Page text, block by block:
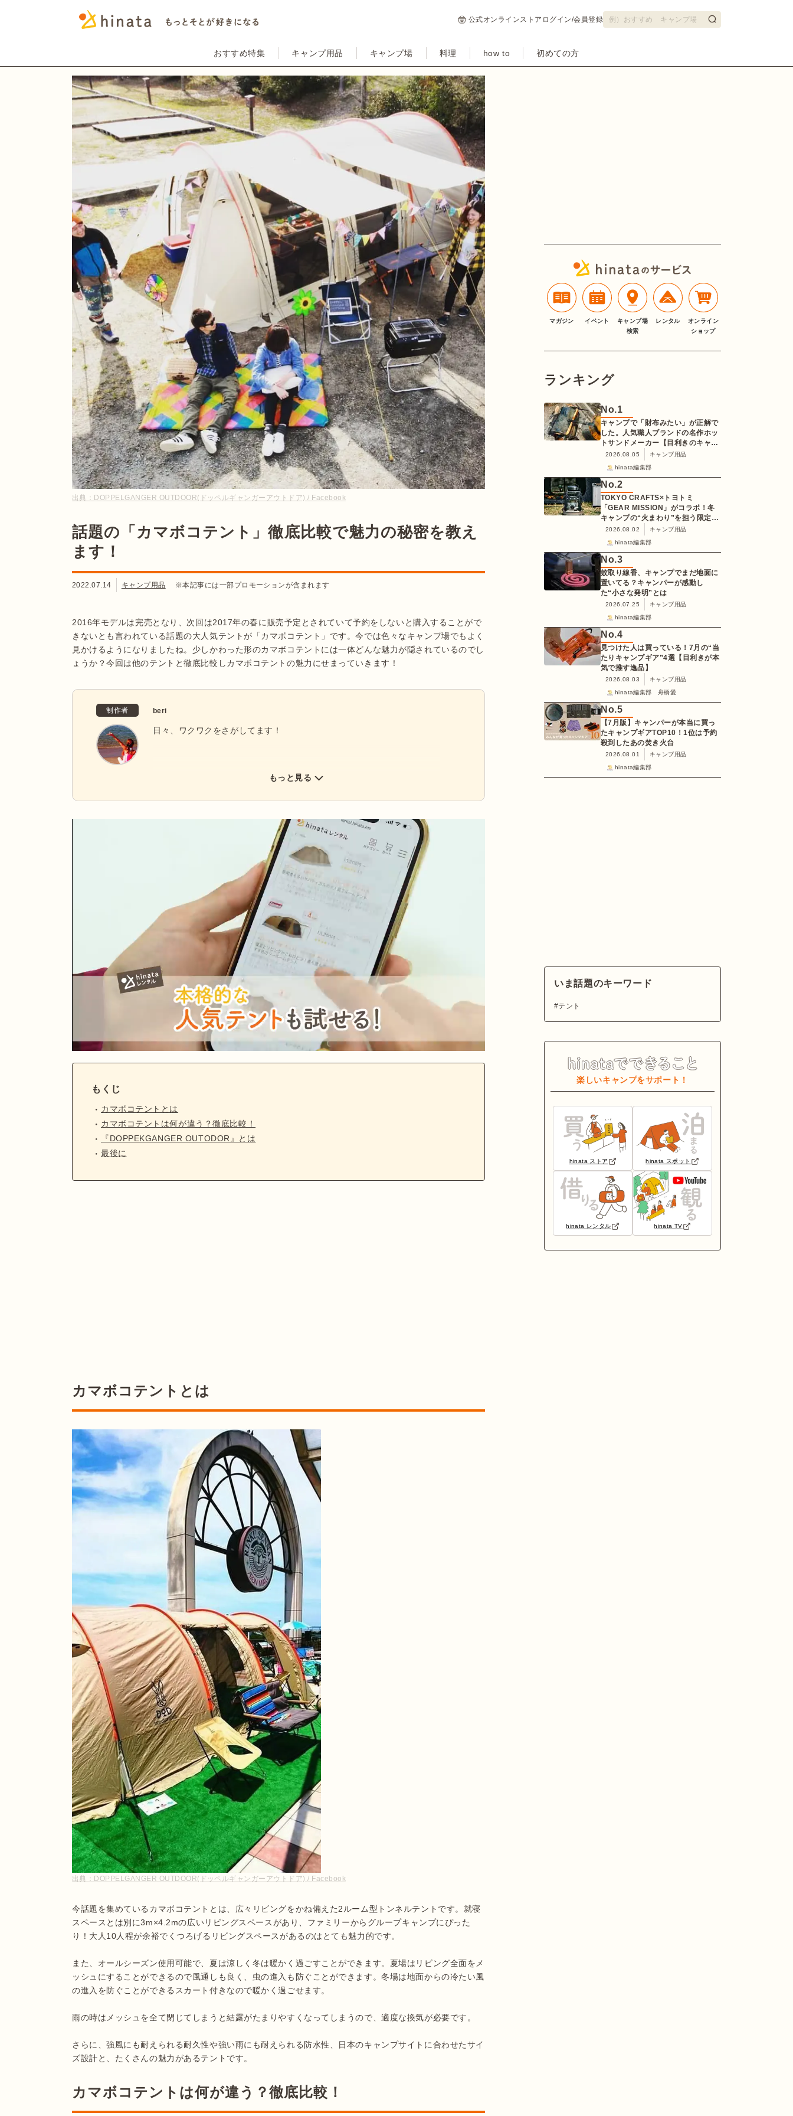
公式オンラインストア ログイン/会員登録
おすすめ特集 キャンプ用品 キャンプ場 料理 how to 初めての方
出典： DOPPELGANGER OUTDOOR(ドッペルギャンガーアウトドア) / Facebook
話題の「カマボコテント」徹底比較で魅力の秘密を教え
ます！
2022.07.14 キャンプ用品 ※本記事には一部プロモーションが含まれます
2016年モデルは完売となり、次回は2017年の春に販売予定とされていて予約をしないと購入することがで
きないとも言われている話題の大人気テントが「カマボコテント」です。今では色々なキャンプ場でもよく
見かけるようになりましたね。少しかわった形のカマボコテントには一体どんな魅力が隠されているのでし
ょうか？今回は他のテントと徹底比較しカマボコテントの魅力にせまっていきます！
制作者 beri
日々、ワクワクをさがしてます！
もっと見る
もくじ
カマボコテントとは
カマボコテントは何が違う？徹底比較！
『DOPPEKGANGER OUTODOR』とは
最後に
カマボコテントとは
出典： DOPPELGANGER OUTDOOR(ドッペルギャンガーアウトドア) / Facebook
今話題を集めているカマボコテントとは、広々リビングをかね備えた2ルーム型トンネルテントです。就寝
スペースとは別に3m×4.2mの広いリビングスペースがあり、ファミリーからグループキャンプにぴった
り！大人10人程が余裕でくつろげるリビングスペースがあるのはとても魅力的です。
また、オールシーズン使用可能で、夏は涼しく冬は暖かく過ごすことができます。夏場はリビング全面をメ
ッシュにすることができるので風通しも良く、虫の進入も防ぐことができます。冬場は地面からの冷たい風
の進入を防ぐことができるスカート付きなので暖かく過ごせます。
雨の時はメッシュを全て閉じてしまうと結露がたまりやすくなってしまうので、適度な換気が必要です。
さらに、強風にも耐えられる耐久性や強い雨にも耐えられる防水性、日本のキャンプサイトに合わせたサイ
ズ設計と、たくさんの魅力があるテントです。
カマボコテントは何が違う？徹底比較！
マガジン イベント
キャンプ場
検索
レンタル
オンライン
ショップ
ランキング
No.1
キャンプで「財布みたい」が正解で
した。人気職人ブランドの名作ホッ
トサンドメーカー【目利きのキャン
プギア】
2026.08.05
キャンプ用品
hinata編集部
No.2
TOKYO CRAFTS×トヨトミ
「GEAR MISSION」がコラボ！冬
キャンプの“火まわり”を担う限定
K3クッキングストーブが登場
2026.08.02
キャンプ用品
hinata編集部
No.3
蚊取り線香、キャンプでまだ地面に
置いてる？キャンパーが感動し
た“小さな発明”とは
2026.07.25
キャンプ用品
hinata編集部
No.4
見つけた人は買っている！7月の“当
たりキャンプギア”4選【目利きが本
気で推す逸品】
2026.08.03
キャンプ用品
hinata編集部 舟橋愛
No.5
【7月版】キャンパーが本当に買っ
たキャンプギアTOP10！1位は予約
殺到したあの焚き火台
2026.08.01
キャンプ用品
hinata編集部
いま話題のキーワード
テント
楽しいキャンプをサポート！
hinata ストア hinata スポット
hinata レンタル hinata TV